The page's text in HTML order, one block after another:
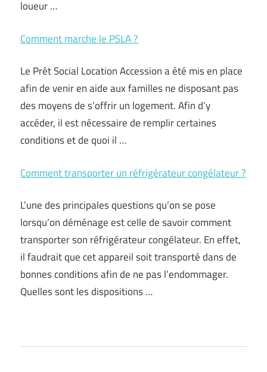
loueur …
Comment marche le PSLA ?
Le Prêt Social Location Accession a été mis en place
afin de venir en aide aux familles ne disposant pas
des moyens de s’offrir un logement. Afin d’y
accéder, il est nécessaire de remplir certaines
conditions et de quoi il …
Comment transporter un réfrigérateur congélateur ?
L’une des principales questions qu’on se pose
lorsqu’on déménage est celle de savoir comment
transporter son réfrigérateur congélateur. En effet,
il faudrait que cet appareil soit transporté dans de
bonnes conditions afin de ne pas l’endommager.
Quelles sont les dispositions …